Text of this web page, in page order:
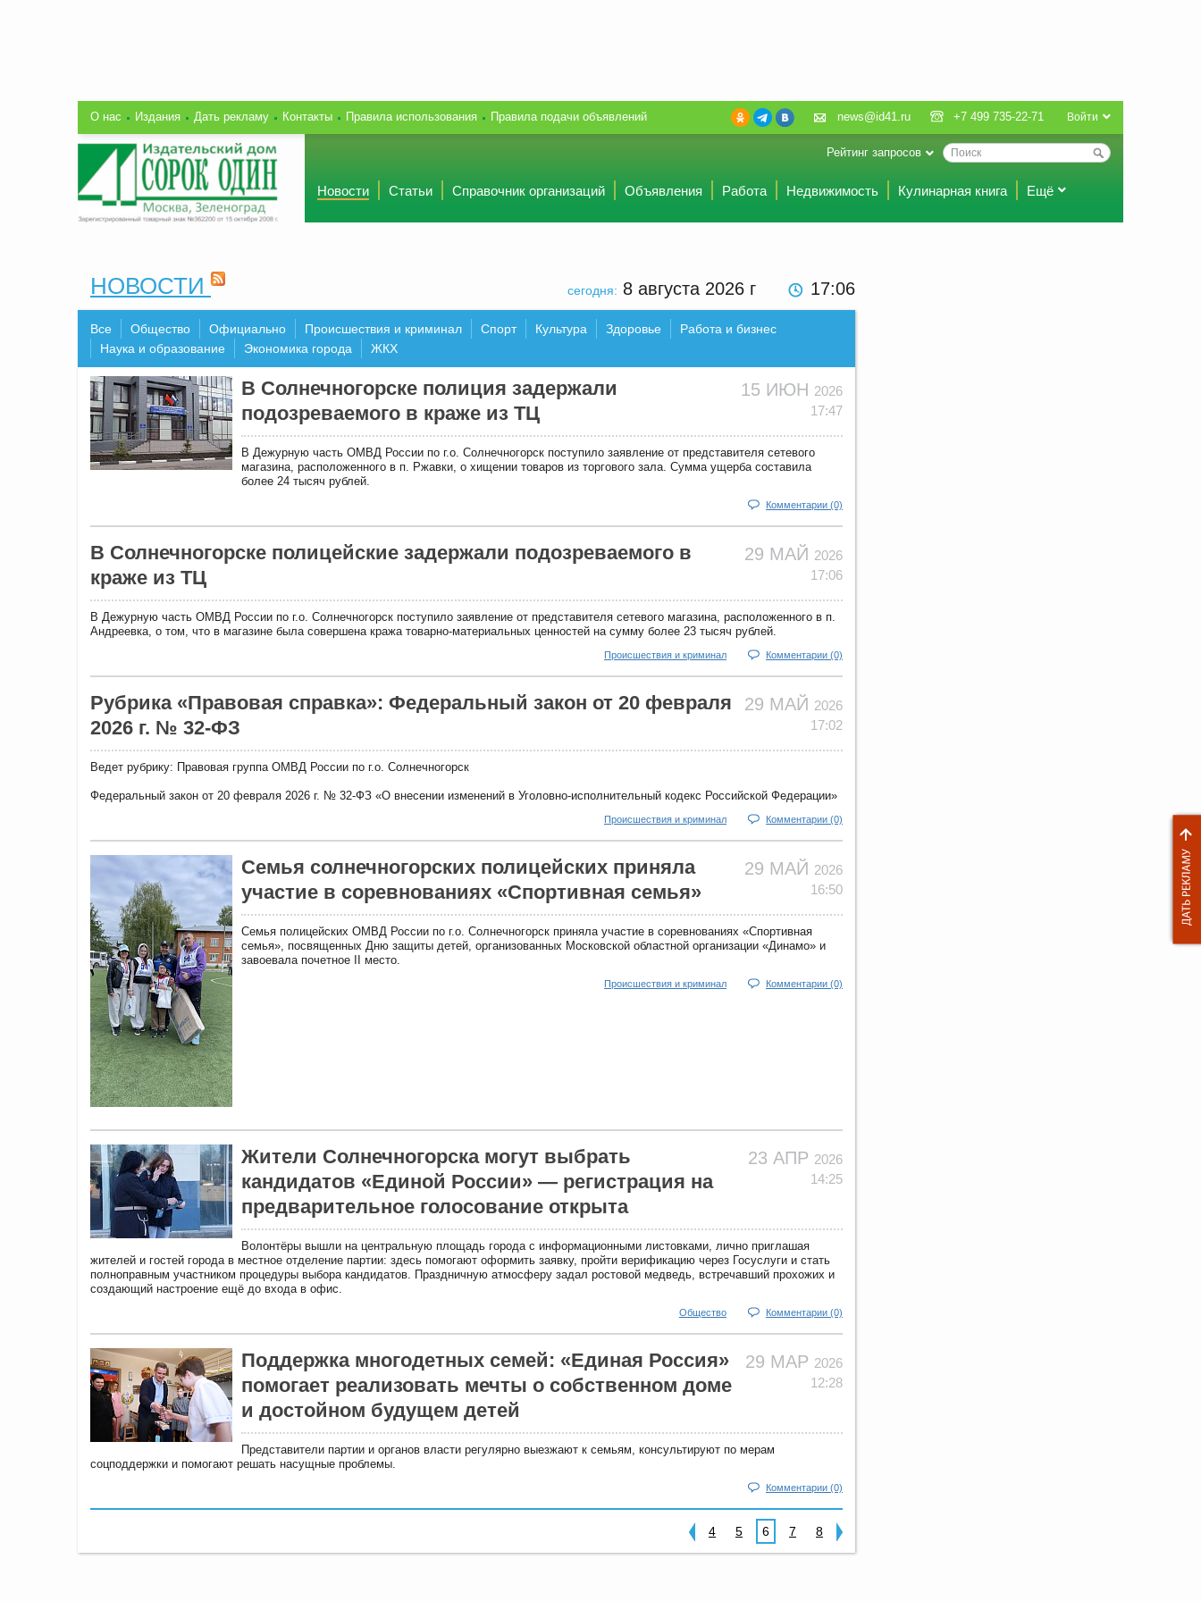
О нас Издания Дать рекламу Контакты Правила использования Правила подачи объявлений Войти
news@id41.ru +7 499 735-22-71
Рейтинг запросов
Новости Статьи Справочник организаций Объявления Работа Недвижимость Кулинарная книга Ещё
сегодня: 8 августа 2026 г 17:06
НОВОСТИ
Все Общество Официально Происшествия и криминал Спорт Культура Здоровье
Работа и бизнес
Наука и образование
Экономика города ЖКХ
15 ИЮН 2026
17:47
В Солнечногорске полиция задержали
подозреваемого в краже из ТЦ
В Дежурную часть ОМВД России по г.о. Солнечногорск поступило заявление от представителя сетевого
магазина, расположенного в п. Ржавки, о хищении товаров из торгового зала. Сумма ущерба составила
более 24 тысяч рублей.
Комментарии (0)
29 МАЙ 2026
17:06
В Солнечногорске полицейские задержали подозреваемого в
краже из ТЦ
В Дежурную часть ОМВД России по г.о. Солнечногорск поступило заявление от представителя сетевого магазина, расположенного в п.
Андреевка, о том, что в магазине была совершена кража товарно-материальных ценностей на сумму более 23 тысяч рублей.
Происшествия и криминал Комментарии (0)
29 МАЙ 2026
17:02
Рубрика «Правовая справка»: Федеральный закон от 20 февраля
2026 г. № 32-ФЗ
Ведет рубрику: Правовая группа ОМВД России по г.о. Солнечногорск
Федеральный закон от 20 февраля 2026 г. № 32-ФЗ «О внесении изменений в Уголовно-исполнительный кодекс Российской Федерации»
Происшествия и криминал Комментарии (0)
29 МАЙ 2026
16:50
Семья солнечногорских полицейских приняла
участие в соревнованиях «Спортивная семья»
Семья полицейских ОМВД России по г.о. Солнечногорск приняла участие в соревнованиях «Спортивная
семья», посвященных Дню защиты детей, организованных Московской областной организации «Динамо» и
завоевала почетное II место.
Происшествия и криминал Комментарии (0)
23 АПР 2026
14:25
Жители Солнечногорска могут выбрать
кандидатов «Единой России» — регистрация на
предварительное голосование открыта
Волонтёры вышли на центральную площадь города с информационными листовками, лично приглашая
жителей и гостей города в местное отделение партии: здесь помогают оформить заявку, пройти верификацию через Госуслуги и стать
полноправным участником процедуры выбора кандидатов. Праздничную атмосферу задал ростовой медведь, встречавший прохожих и
создающий настроение ещё до входа в офис.
Общество Комментарии (0)
29 МАР 2026
12:28
Поддержка многодетных семей: «Единая Россия»
помогает реализовать мечты о собственном доме
и достойном будущем детей
Представители партии и органов власти регулярно выезжают к семьям, консультируют по мерам
соцподдержки и помогают решать насущные проблемы.
Комментарии (0)
4 5 6 7 8